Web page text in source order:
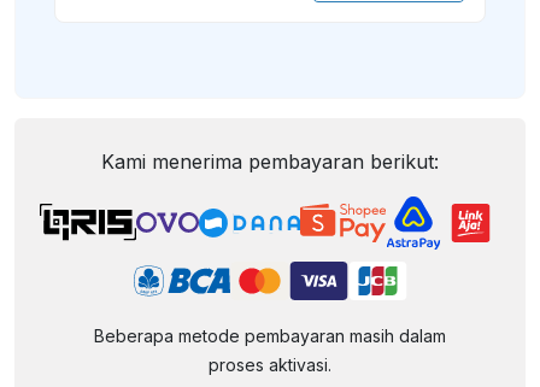
Kami menerima pembayaran berikut:
Beberapa metode pembayaran masih dalam
proses aktivasi.